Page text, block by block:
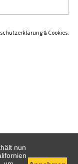
& Cookies.
nun